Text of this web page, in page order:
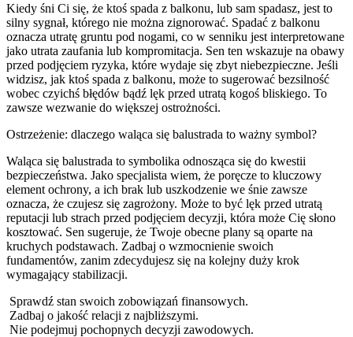
Kiedy śni Ci się, że ktoś spada z balkonu, lub sam spadasz, jest to
silny sygnał, którego nie można zignorować. Spadać z balkonu
oznacza utratę gruntu pod nogami, co w senniku jest interpretowane
jako utrata zaufania lub kompromitacja. Sen ten wskazuje na obawy
przed podjęciem ryzyka, które wydaje się zbyt niebezpieczne. Jeśli
widzisz, jak ktoś spada z balkonu, może to sugerować bezsilność
wobec czyichś błędów bądź lęk przed utratą kogoś bliskiego. To
zawsze wezwanie do większej ostrożności.
Ostrzeżenie: dlaczego waląca się balustrada to ważny symbol?
Waląca się balustrada to symbolika odnosząca się do kwestii
bezpieczeństwa. Jako specjalista wiem, że poręcze to kluczowy
element ochrony, a ich brak lub uszkodzenie we śnie zawsze
oznacza, że czujesz się zagrożony. Może to być lęk przed utratą
reputacji lub strach przed podjęciem decyzji, która może Cię słono
kosztować. Sen sugeruje, że Twoje obecne plany są oparte na
kruchych podstawach. Zadbaj o wzmocnienie swoich
fundamentów, zanim zdecydujesz się na kolejny duży krok
wymagający stabilizacji.
Sprawdź stan swoich zobowiązań finansowych.
Zadbaj o jakość relacji z najbliższymi.
Nie podejmuj pochopnych decyzji zawodowych.